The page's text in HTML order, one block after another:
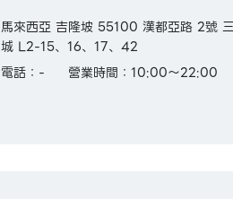
馬來西亞 吉隆坡 55100 漢都亞路 2號
城 L2-15、16、17、42
電話：-
營業時間：10:00～22:00